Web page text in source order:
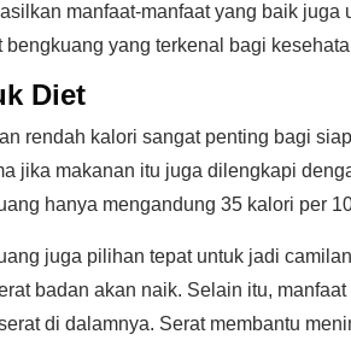
manfaat-manfaat yang baik
bengkuang yang terkenal bagi
Diet
rendah kalori sangat penting bagi
jika makanan itu juga dilengkapi
hanya mengandung 35 kalori per
juga pilihan tepat untuk jadi
badan akan naik. Selain itu,
di dalamnya. Serat membantu